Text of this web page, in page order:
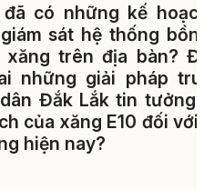
có những kế
sát hệ thống bồn
trên địa bàn?
những giải pháp
Đắk Lắk tin tưởng
của xăng E10 đối với
hiện nay?